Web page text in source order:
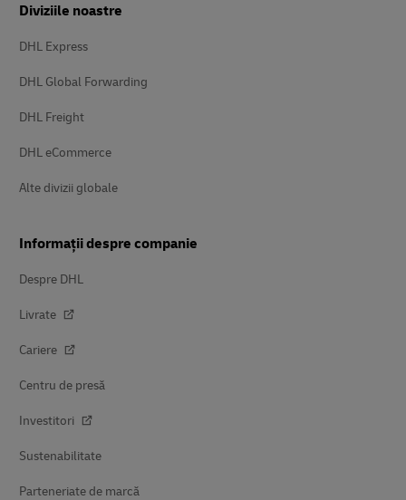
Diviziile noastre
DHL Express
DHL Global Forwarding
DHL Freight
DHL eCommerce
Alte divizii globale
Informații despre companie
Despre DHL
Livrate
Cariere
Centru de presă
Investitori
Sustenabilitate
Parteneriate de marcă